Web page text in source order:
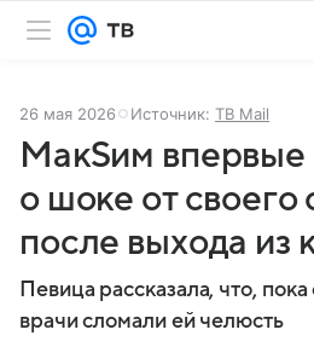
26 мая 2026 Источник: ТВ Mail
МакSим впервые
о шоке от своего
после выхода из
Певица рассказала, что,
врачи сломали ей челюсть